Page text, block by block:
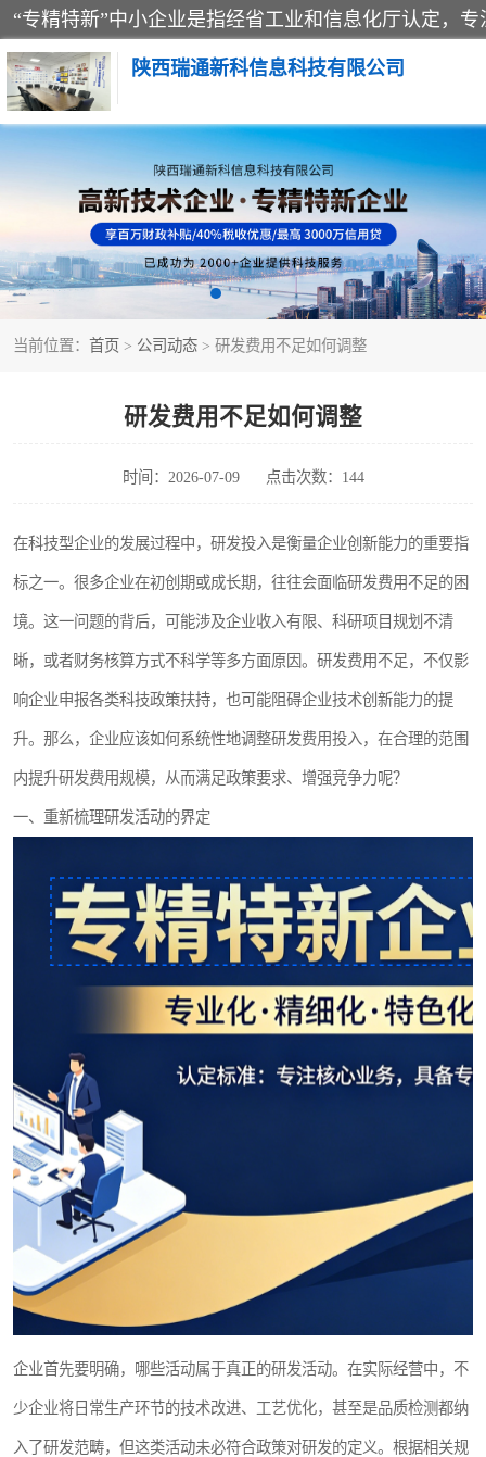
陕西瑞通新科信息科技有限公司
当前位置： 首页 > 公司动态 > 研发费用不足如何调整
研发费用不足如何调整
时间：2026-07-09 点击次数：144
在科技型企业的发展过程中，研发投入是衡量企业创新能力的重要指
标之一。很多企业在初创期或成长期，往往会面临研发费用不足的困
境。这一问题的背后，可能涉及企业收入有限、科研项目规划不清
晰，或者财务核算方式不科学等多方面原因。研发费用不足，不仅影
响企业申报各类科技政策扶持，也可能阻碍企业技术创新能力的提
升。那么，企业应该如何系统性地调整研发费用投入，在合理的范围
内提升研发费用规模，从而满足政策要求、增强竞争力呢？
一、重新梳理研发活动的界定
企业首先要明确，哪些活动属于真正的研发活动。在实际经营中，不
少企业将日常生产环节的技术改进、工艺优化，甚至是品质检测都纳
入了研发范畴，但这类活动未必符合政策对研发的定义。根据相关规